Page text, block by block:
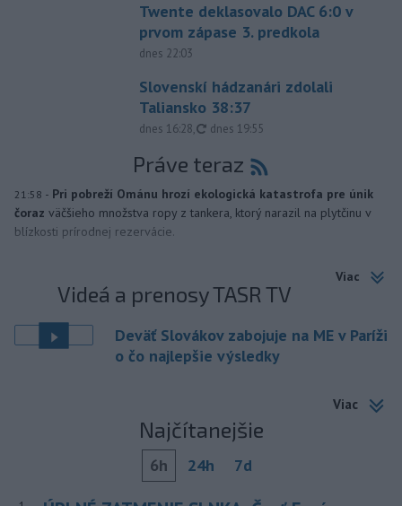
Twente deklasovalo DAC 6:0 v
prvom zápase 3. predkola
dnes 22:03
Slovenskí hádzanári zdolali
Taliansko 38:37
dnes 16:28, aktualizované
dnes 19:55
Práve teraz
21:58 - Pri pobreží Ománu hrozí ekologická katastrofa pre únik
čoraz väčšieho množstva ropy z tankera, ktorý narazil na plytčinu v
blízkosti prírodnej rezervácie.
Viac
Videá a prenosy TASR TV
Deväť Slovákov zabojuje na ME v Paríži
o čo najlepšie výsledky
Viac
Najčítanejšie
6h 24h 7d